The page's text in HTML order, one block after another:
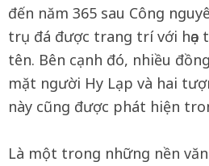
đến năm 365 sau Công
trụ đá được trang trí với họa
tên. Bên cạnh đó, nhiều
mặt người Hy Lạp và hai
này cũng được phát hiện
Là một trong những nền